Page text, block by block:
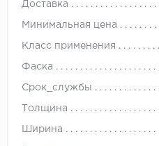
Доставка
Минимальная цена
Класс применения
Фаска
Срок_службы
Толщина
Ширина